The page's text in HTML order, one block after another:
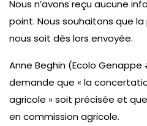
Nous n’avons reçu aucune
point. Nous souhaitons que
nous soit dès lors envoyée.
Anne Beghin (Ecolo
demande que « la
agricole » soit précisée et
en commission agricole.